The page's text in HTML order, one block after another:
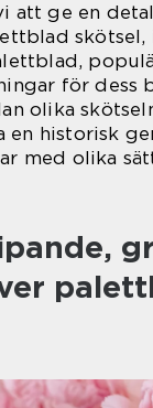
att ge en
skötsel,
för dess
olika
en historisk
med olika